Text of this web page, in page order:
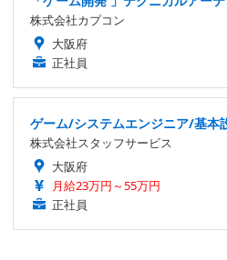
株式会社カプコン
大阪府
正社員
ゲーム/システムエンジニア/基
株式会社スタッフサービス
大阪府
月給23万円～55万円
正社員